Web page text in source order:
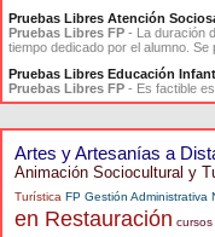
Pruebas Libres Atención
Pruebas Libres FP - La duración
tiempo dedicado por el alumno.
Pruebas Libres Educación
Pruebas Libres FP - Es factible
Artes y Artesanías a
Animación Sociocultural y
Turística FP Gestión Administrativa
en Restauración